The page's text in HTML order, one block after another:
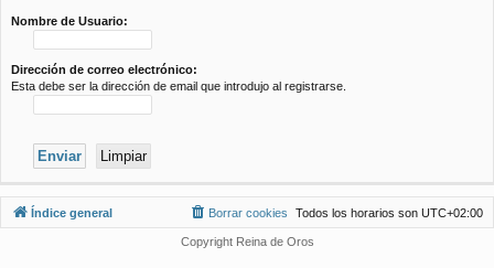
Nombre de Usuario:
Dirección de correo electrónico:
Esta debe ser la dirección de email que introdujo al registrarse.
Índice general Todos los horarios son UTC+02:00
Borrar cookies
Copyright Reina de Oros